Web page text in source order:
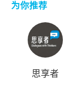
为你推荐
思享者